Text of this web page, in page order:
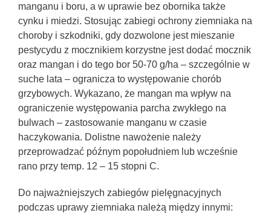
manganu i boru, a w uprawie bez obornika także
cynku i miedzi. Stosując zabiegi ochrony ziemniaka na
choroby i szkodniki, gdy dozwolone jest mieszanie
pestycydu z mocznikiem korzystne jest dodać mocznik
oraz mangan i do tego bor 50-70 g/ha – szczególnie w
suche lata – ogranicza to występowanie chorób
grzybowych. Wykazano, że mangan ma wpływ na
ograniczenie występowania parcha zwykłego na
bulwach – zastosowanie manganu w czasie
haczykowania. Dolistne nawożenie należy
przeprowadzać późnym popołudniem lub wcześnie
rano przy temp. 12 – 15 stopni C.
Do najważniejszych zabiegów pielęgnacyjnych
podczas uprawy ziemniaka należą między innymi: